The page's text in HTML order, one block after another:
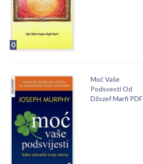
0
Moć Vaše
Podsvesti Od
Džozef Marfi PDF